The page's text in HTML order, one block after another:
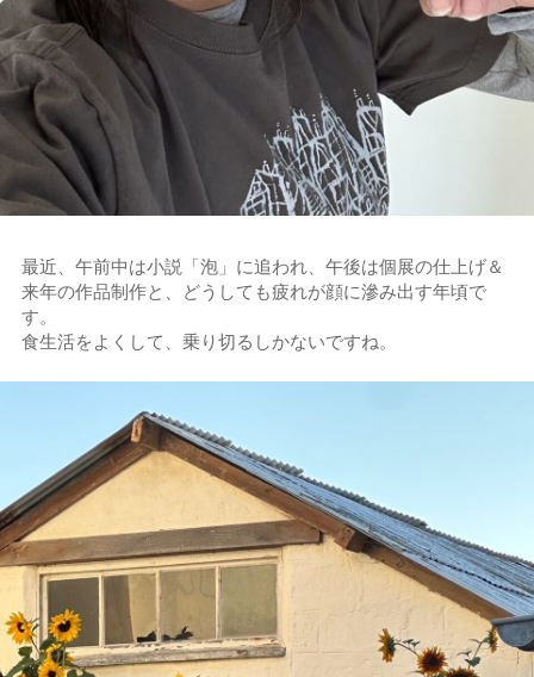
最近、午前中は小説「泡」に追われ、午後は個展の仕上げ＆
来年の作品制作と、どうしても疲れが顔に滲み出す年頃で
す。
食生活をよくして、乗り切るしかないですね。